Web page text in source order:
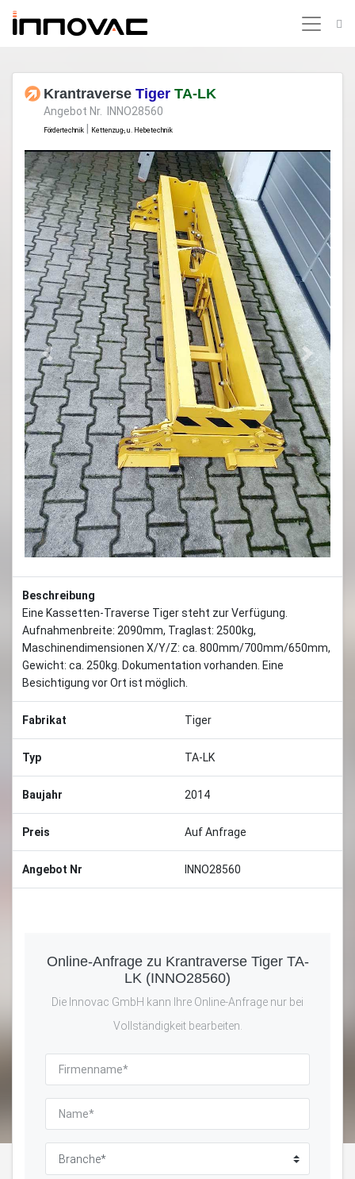
Krantraverse Tiger TA-LK
Angebot Nr. INNO28560
Fördertechnik Kettenzug-, u. Hebetechnik
Previous Next
Beschreibung
Eine Kassetten-Traverse Tiger steht zur Verfügung.
Aufnahmenbreite: 2090mm, Traglast: 2500kg,
Maschinendimensionen X/Y/Z: ca. 800mm/700mm/650mm,
Gewicht: ca. 250kg. Dokumentation vorhanden. Eine
Besichtigung vor Ort ist möglich.
Fabrikat Tiger
Typ TA-LK
Baujahr 2014
Preis Auf Anfrage
Angebot Nr INNO28560
Online-Anfrage zu Krantraverse Tiger TA-
LK (INNO28560)
Die Innovac GmbH kann Ihre Online-Anfrage nur bei
Vollständigkeit bearbeiten.